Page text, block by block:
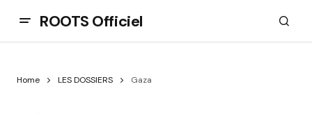
ROOTS Officiel
Home LES DOSSIERS Gaza